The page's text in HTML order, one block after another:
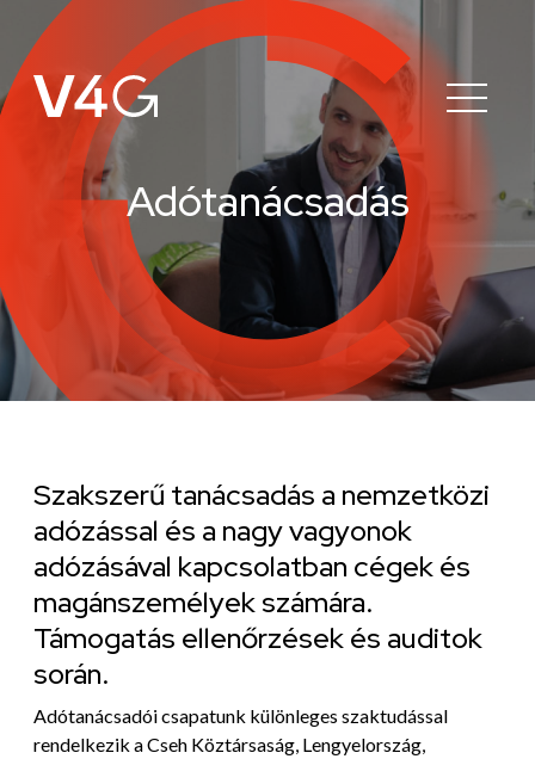
Adótanácsadás
Szakszerű tanácsadás a nemzetközi
adózással és a nagy vagyonok
adózásával kapcsolatban cégek és
magánszemélyek számára.
Támogatás ellenőrzések és auditok
során.
Adótanácsadói csapatunk különleges szaktudással
rendelkezik a Cseh Köztársaság, Lengyelország,